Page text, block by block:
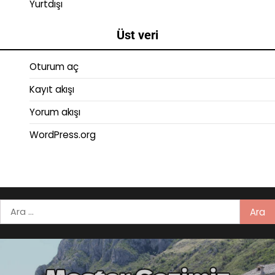
Yurtdışı
Üst veri
Oturum aç
Kayıt akışı
Yorum akışı
WordPress.org
Arama: